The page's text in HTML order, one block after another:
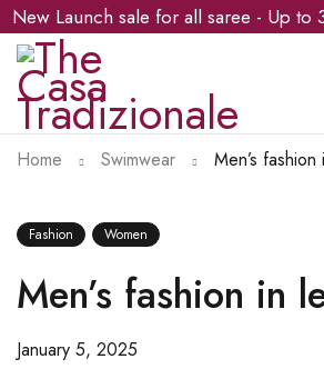
New Launch sale for all saree - Up to
Home Swimwear Men’s
Fashion Women
Men’s fashion in
January 5, 2025